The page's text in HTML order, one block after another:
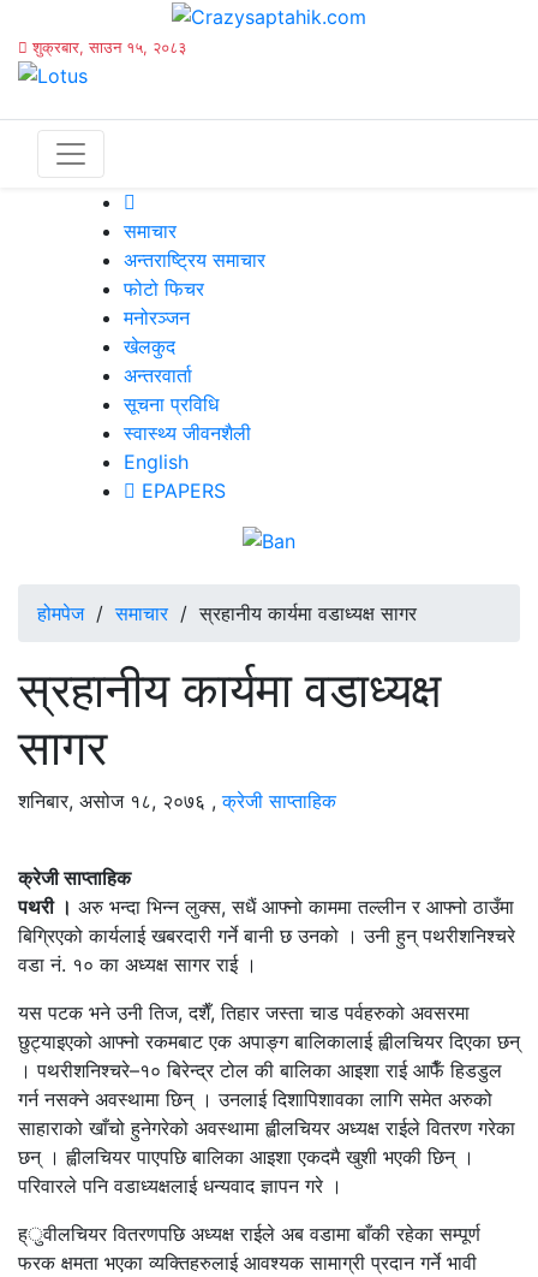
शुक्रबार, साउन १५, २०८३
समाचार
अन्तराष्ट्रिय समाचार
फोटो फिचर
मनोरञ्जन
खेलकुद
अन्तरवार्ता
सूचना प्रविधि
स्वास्थ्य जीवनशैली
English
EPAPERS
होमपेज/समाचार/स्रहानीय कार्यमा वडाध्यक्ष सागर
स्रहानीय कार्यमा वडाध्यक्ष
सागर
शनिबार, असोज १८, २०७६ ,क्रेजी साप्ताहिक
क्रेजी साप्ताहिक
पथरी । अरु भन्दा भिन्न लुक्स, सधैं आफ्नो काममा तल्लीन र आफ्नो ठाउँमा
बिग्रिएको कार्यलाई खबरदारी गर्ने बानी छ उनको । उनी हुन् पथरीशनिश्चरे
वडा नं. १० का अध्यक्ष सागर राई ।
यस पटक भने उनी तिज, दशैँ, तिहार जस्ता चाड पर्वहरुको अवसरमा
छुट्याइएको आफ्नो रकमबाट एक अपाङ्ग बालिकालाई ह्वीलचियर दिएका छन्
। पथरीशनिश्चरे–१० बिरेन्द्र टोल की बालिका आइशा राई आफैँ हिडडुल
गर्न नसक्ने अवस्थामा छिन् । उनलाई दिशापिशावका लागि समेत अरुको
साहाराको खाँचो हुनेगरेको अवस्थामा ह्वीलचियर अध्यक्ष राईले वितरण गरेका
छन् । ह्वीलचियर पाएपछि बालिका आइशा एकदमै खुशी भएकी छिन् ।
परिवारले पनि वडाध्यक्षलाई धन्यवाद ज्ञापन गरे ।
ह्ुवीलचियर वितरणपछि अध्यक्ष राईले अब वडामा बाँकी रहेका सम्पूर्ण
फरक क्षमता भएका व्यक्तिहरुलाई आवश्यक सामाग्री प्रदान गर्ने भावी